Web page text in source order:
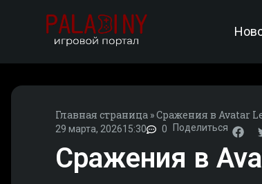
Главная страница »Сражения в Avatar
29 марта, 202615:30 0 Поделиться
Сражения в